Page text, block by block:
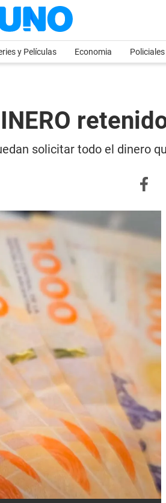
y Películas Economia Policiales
solicitar todo el dinero